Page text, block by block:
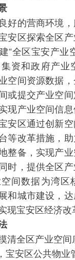
的营商环境，
安区探索全区
“全区宝安产业
资和政府产业
空间资源数据
或提交产业空
现产业空间信息
安区通过创新
等改革措施，
整备，实现产
时，提供全区
间数据为湾区
和城市建设，
现宝安区经济改
全区产业空间
安区公共物业